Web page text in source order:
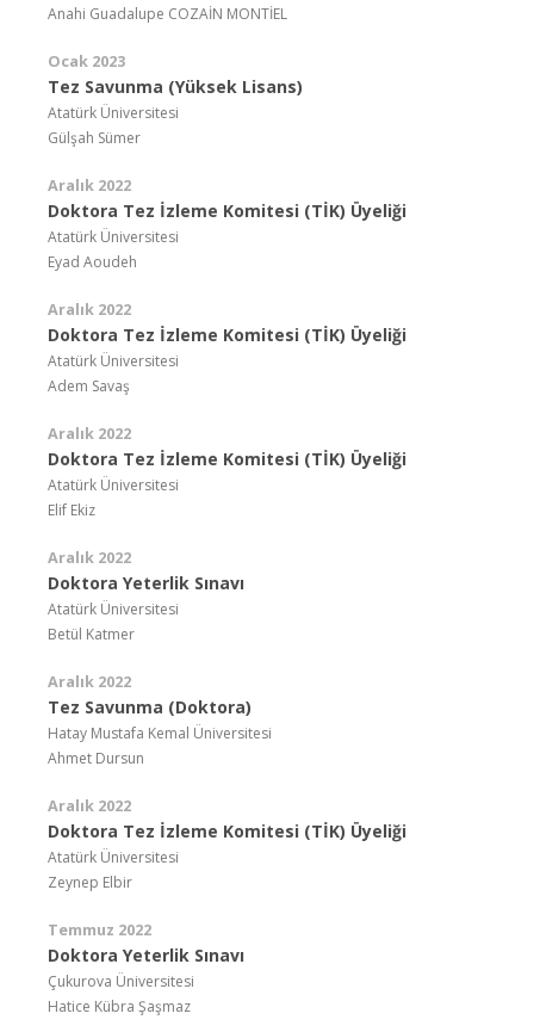
Anahi Guadalupe COZAİN MONTİEL
Ocak 2023
Tez Savunma (Yüksek Lisans)
Atatürk Üniversitesi
Gülşah Sümer
Aralık 2022
Doktora Tez İzleme Komitesi (TİK) Üyeliği
Atatürk Üniversitesi
Eyad Aoudeh
Aralık 2022
Doktora Tez İzleme Komitesi (TİK) Üyeliği
Atatürk Üniversitesi
Adem Savaş
Aralık 2022
Doktora Tez İzleme Komitesi (TİK) Üyeliği
Atatürk Üniversitesi
Elif Ekiz
Aralık 2022
Doktora Yeterlik Sınavı
Atatürk Üniversitesi
Betül Katmer
Aralık 2022
Tez Savunma (Doktora)
Hatay Mustafa Kemal Üniversitesi
Ahmet Dursun
Aralık 2022
Doktora Tez İzleme Komitesi (TİK) Üyeliği
Atatürk Üniversitesi
Zeynep Elbir
Temmuz 2022
Doktora Yeterlik Sınavı
Çukurova Üniversitesi
Hatice Kübra Şaşmaz